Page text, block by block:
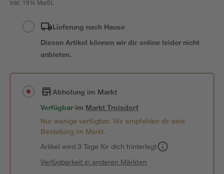
inkl. 19% MwSt.
Lieferung nach Hause
Diesen Artikel können wir dir online leider nicht
anbieten.
Abholung im Markt
Verfügbar im MarktTroisdorf
Nur wenige verfügbar. Wir empfehlen dir eine
Bestellung im Markt.
Artikel wird 3 Tage für dich hinterlegt
Verfügbarkeit in anderen Märkten